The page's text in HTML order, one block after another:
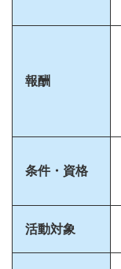
報酬
条件・資格
活動対象